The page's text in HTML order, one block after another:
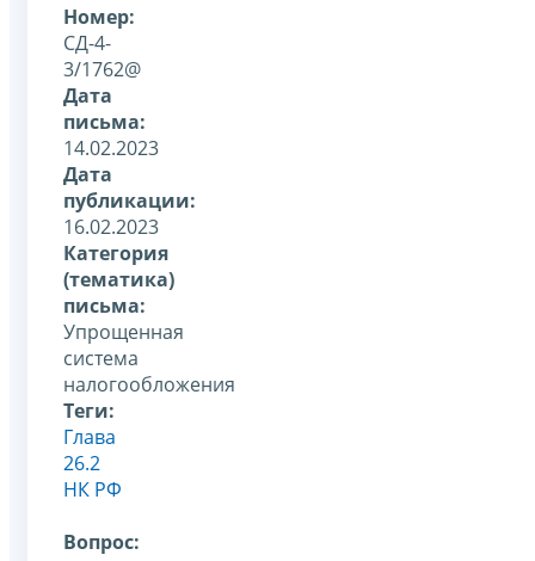
Номер:
СД-4-
3/1762@
Дата
письма:
14.02.2023
Дата
публикации:
16.02.2023
Категория
(тематика)
письма:
Упрощенная
система
налогообложения
Теги:
Глава
26.2
НК РФ
Вопрос: